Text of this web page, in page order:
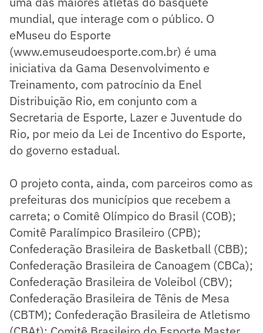
mundial, que interage com o público. O
eMuseu do Esporte
(www.emuseudoesporte.com.br) é uma
iniciativa da Gama Desenvolvimento e
Treinamento, com patrocínio da Enel
Distribuição Rio, em conjunto com a
Secretaria de Esporte, Lazer e Juventude do
Rio, por meio da Lei de Incentivo do Esporte,
do governo estadual.
O projeto conta, ainda, com parceiros como as
prefeituras dos municípios que recebem a
carreta; o Comitê Olímpico do Brasil (COB);
Comitê Paralímpico Brasileiro (CPB);
Confederação Brasileira de Basketball (CBB);
Confederação Brasileira de Canoagem (CBCa);
Confederação Brasileira de Voleibol (CBV);
Confederação Brasileira de Tênis de Mesa
(CBTM); Confederação Brasileira de Atletismo